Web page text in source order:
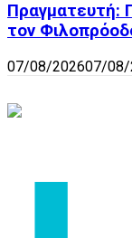
Πραγματευτή:
τον
07/08/202607/08/